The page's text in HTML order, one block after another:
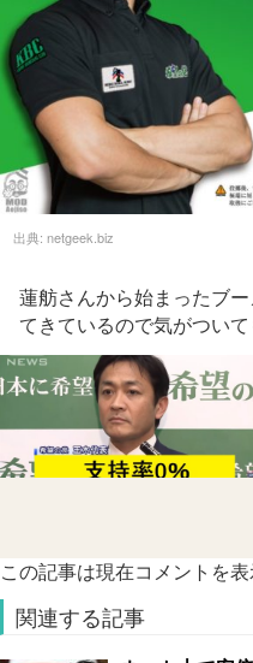
出典: netgeek.biz
蓮舫さんから始まったブ
てきているので気がついて
この記事は現在コメントを表
関連する記事